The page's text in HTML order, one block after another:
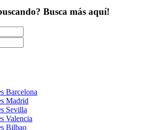
Busca más aquí!
Barcelona
Madrid
Sevilla
Valencia
Bilbao